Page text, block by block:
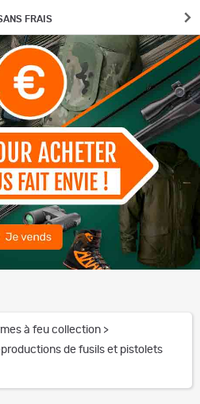
FRAIS
à feu collection >
de fusils et pistolets